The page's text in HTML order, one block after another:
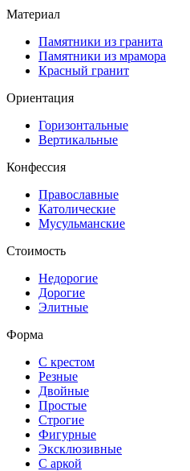
Материал
Памятники из гранита
Памятники из мрамора
Красный гранит
Ориентация
Горизонтальные
Вертикальные
Конфессия
Православные
Католические
Мусульманские
Стоимость
Недорогие
Дорогие
Элитные
Форма
С крестом
Резные
Двойные
Простые
Строгие
Фигурные
Эксклюзивные
С аркой